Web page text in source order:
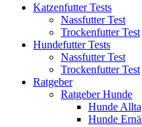
Katzenfutter Tests
Nassfutter Test
Trockenfutter Test
Hundefutter Tests
Nassfutter Test
Trockenfutter Test
Ratgeber
Ratgeber Hunde
Hunde
Hunde